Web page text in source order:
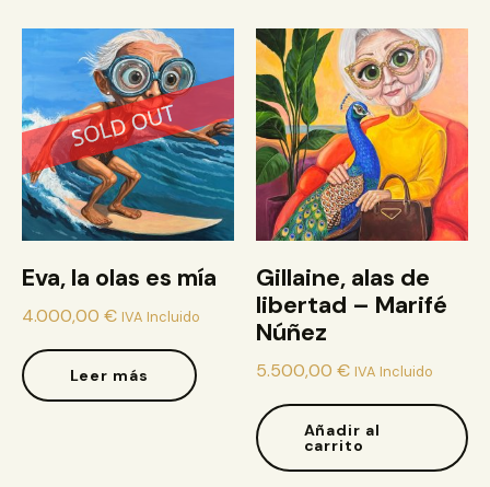
Eva, la olas es mía
4.000,00 € IVA Incluido
Leer más
Gillaine, alas de
libertad – Marifé
Núñez
5.500,00 € IVA Incluido
Añadir al
carrito